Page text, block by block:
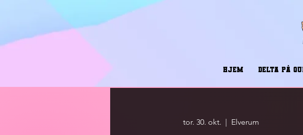
HJEM DELTA PÅ
tor. 30. okt.
  |
Elverum